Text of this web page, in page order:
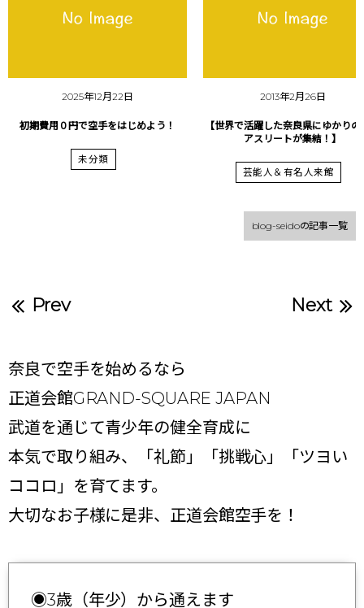
2025年12月22日
初期費用０円で空手をはじめよう！
未分類
2013年2月26日
【世界で活躍した奈良県にゆかりの
アスリートが集結！】
芸能人＆有名人来館
blog-seidoの記事一覧
Prev Next
奈良で空手を始めるなら
正道会館GRAND-SQUARE JAPAN
武道を通じて青少年の健全育成に
本気で取り組み、「礼節」「挑戦心」「ツヨい
ココロ」を育てます。
大切なお子様に是非、正道会館空手を！
◉3歳（年少）から通えます